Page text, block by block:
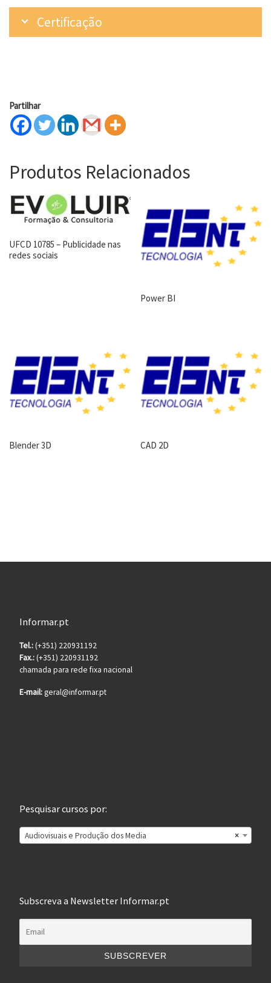
Certificação
Partilhar
Produtos Relacionados
UFCD 10785 – Publicidade nas
redes sociais
Power BI
Blender 3D CAD 2D
Informar.pt
Tel.:(+351) 220931192
Fax.:(+351) 220931192
chamada para rede fixa nacional
E-mail:geral@informar.pt
Pesquisar cursos por:
×
Audiovisuais e Produção dos Media
Subscreva a Newsletter Informar.pt